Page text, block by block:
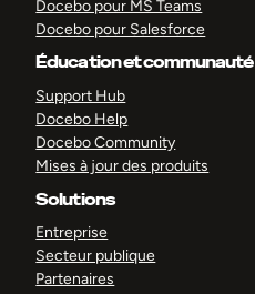
Docebo pour MS Teams
Docebo pour Salesforce
Éducation et communauté
Support Hub
Docebo Help
Docebo Community
Mises à jour des produits
Solutions
Entreprise
Secteur publique
Partenaires